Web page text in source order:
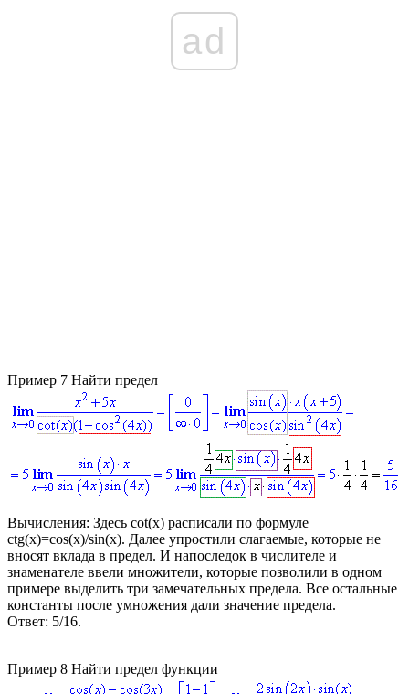
ad
Пример 7 Найти предел
Вычисления: Здесь сot(х) расписали по формуле
ctg(x)=cos(x)/sin(x). Далее упростили слагаемые, которые не
вносят вклада в предел. И напоследок в числителе и
знаменателе ввели множители, которые позволили в одном
примере выделить три замечательных предела. Все остальные
константы после умножения дали значение предела.
Ответ: 5/16.
Пример 8 Найти предел функции